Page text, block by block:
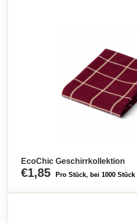
EcoChic Geschirrkollektion
€1,85 Pro Stück, bei 1000 Stück